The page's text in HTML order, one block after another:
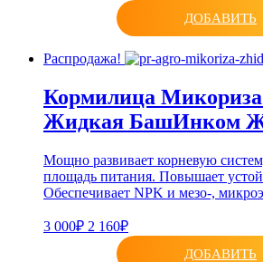
ДОБАВИТЬ
Распродажа!
Кормилица
Жидкая БашИнком
Мощно развивает корневую
площадь питания. Повышает
Обеспечивает NPK и мезо-,
3 000₽ 2 160₽
ДОБАВИТЬ